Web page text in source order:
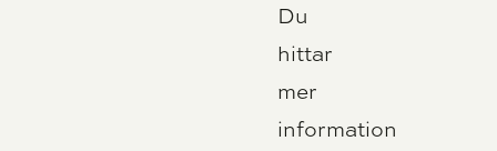
Du
hittar
mer
information